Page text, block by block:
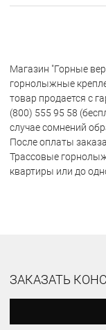
Магазин "Горные
горнолыжные
товар продается с
(800) 555 95 58
случае сомнений
После оплаты
Трассовые
квартиры или до
ЗАКАЗАТЬ